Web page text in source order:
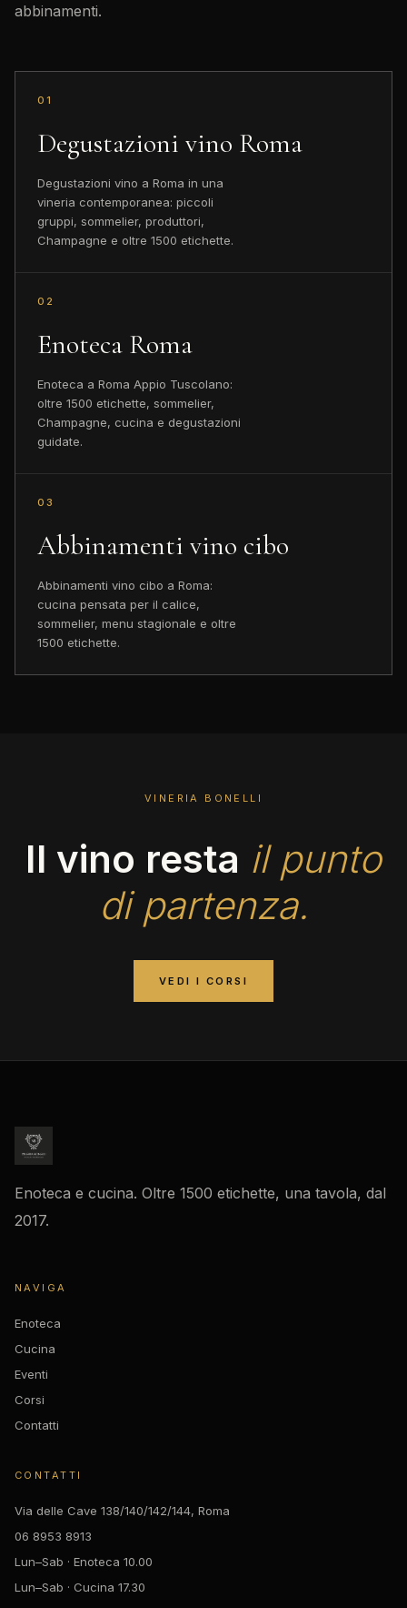
abbinamenti.
01
Degustazioni vino Roma
Degustazioni vino a Roma in una
vineria contemporanea: piccoli
gruppi, sommelier, produttori,
Champagne e oltre 1500 etichette.
02
Enoteca Roma
Enoteca a Roma Appio Tuscolano:
oltre 1500 etichette, sommelier,
Champagne, cucina e degustazioni
guidate.
03
Abbinamenti vino cibo
Abbinamenti vino cibo a Roma:
cucina pensata per il calice,
sommelier, menu stagionale e oltre
1500 etichette.
VINERIA BONELLI
Il vino resta il punto
di partenza.
VEDI I CORSI
Enoteca e cucina. Oltre 1500 etichette, una tavola, dal
2017.
NAVIGA
Enoteca
Cucina
Eventi
Corsi
Contatti
CONTATTI
Via delle Cave 138/140/142/144, Roma
06 8953 8913
Lun–Sab · Enoteca 10.00
Lun–Sab · Cucina 17.30